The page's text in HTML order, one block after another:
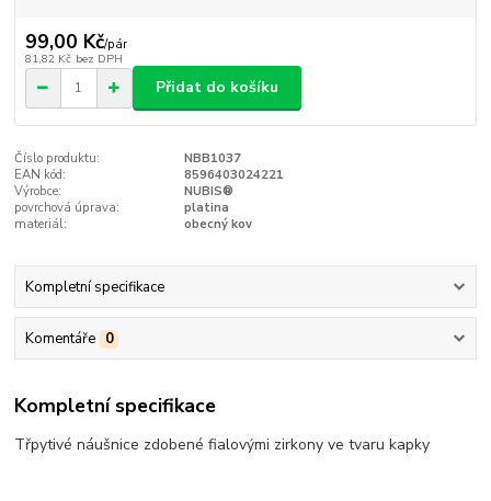
99,00 Kč/pár
81,82 Kč bez DPH
Přidat do košíku
Číslo produktu:
NBB1037
EAN kód:
8596403024221
Výrobce:
NUBIS®
povrchová úprava:
platina
materiál:
obecný kov
Kompletní specifikace
Komentáře 0
Kompletní specifikace
Třpytivé náušnice zdobené fialovými zirkony ve tvaru kapky